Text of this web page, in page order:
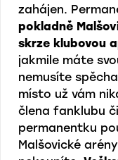
zahájen.
pokladně
skrze klubovou
jakmile máte
nemusíte
místo už vám
člena fanklubu
permanentku
Malšovické